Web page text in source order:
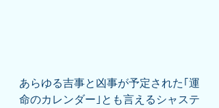
あらゆる吉事と凶事が予定された｢運
命のカレンダー｣とも言えるシャステ